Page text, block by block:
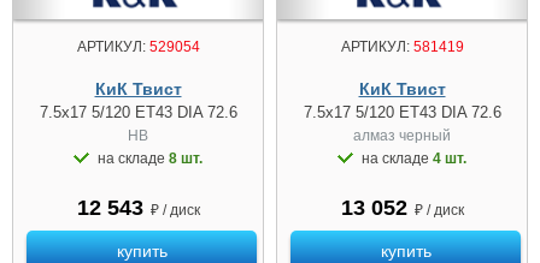
АРТИКУЛ:529054
КиК Твист
7.5x17 5/120 ET43 DIA 72.6
HB
на складе 8 шт.
12 543 ₽ / диск
купить
АРТИКУЛ:581419
КиК Твист
7.5x17 5/120 ET43 DIA 72.6
алмаз чeрный
на складе 4 шт.
13 052 ₽ / диск
купить